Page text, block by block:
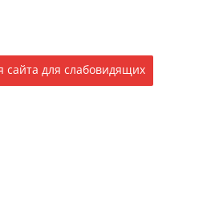
сайта для слабовидящих